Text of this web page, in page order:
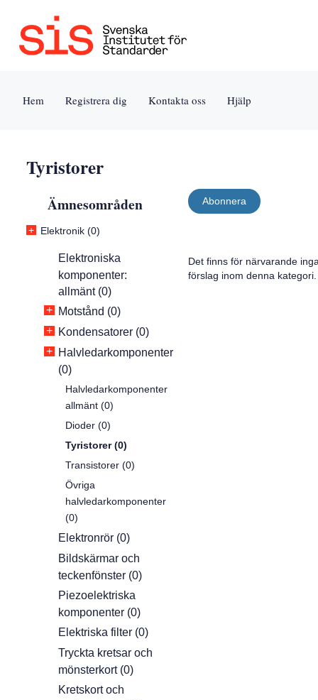
Jump
Tillgänglighet
Användarvillkor
Hem Registrera dig Kontakta oss Hjälp
Tyristorer
Ämnesområden
+ Elektronik (0)
Elektroniska
komponenter:
allmänt (0)
+ Motstånd (0)
+ Kondensatorer (0)
+ Halvledarkomponenter
(0)
Halvledarkomponenter
allmänt (0)
Dioder (0)
Tyristorer (0)
Transistorer (0)
Övriga
halvledarkomponenter
(0)
Elektronrör (0)
Bildskärmar och
teckenfönster (0)
Piezoelektriska
komponenter (0)
Elektriska filter (0)
Tryckta kretsar och
mönsterkort (0)
Kretskort och
Abonnera
Det finns för närvarande
förslag inom denna kategori.